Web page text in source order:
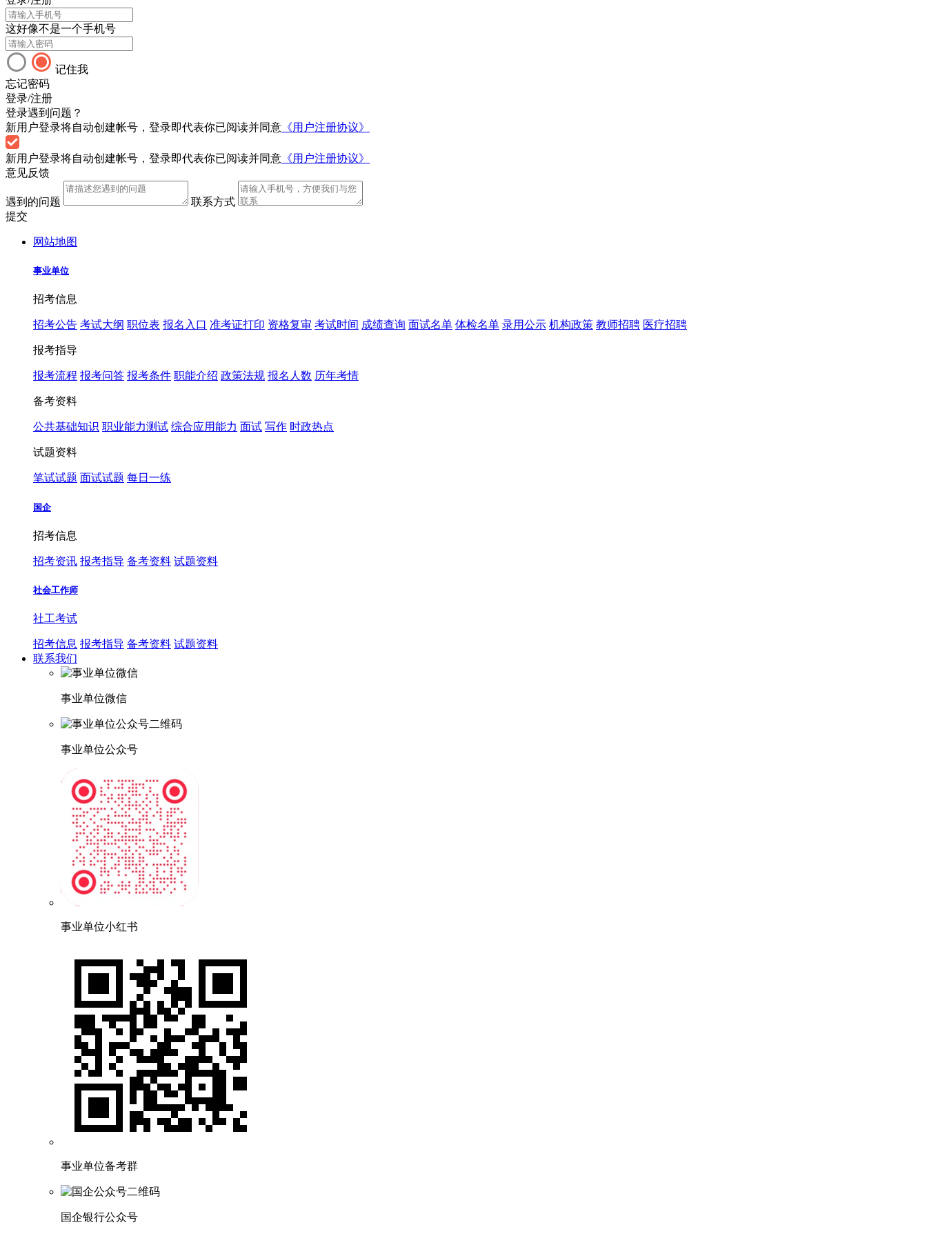
这好像不是一个手机号
记住我
忘记密码
登录/注册
登录遇到问题？
新用户登录将自动创建帐号，登录即代表你已阅读并同意 《用户注册协议》
新用户登录将自动创建帐号，登录即代表你已阅读并同意 《用户注册协议》
意见反馈
遇到的问题
联系方式
提交
网站地图
事业单位
招考信息
招考公告 考试大纲 职位表 报名入口 准考证打印 资格复审 考试时间 成绩查询 面试名单 体检名单 录用公示 机构政策 教师招聘 医疗招聘
报考指导
报考流程 报考问答 报考条件 职能介绍 政策法规 报名人数 历年考情
备考资料
公共基础知识 职业能力测试 综合应用能力 面试 写作 时政热点
试题资料
笔试试题 面试试题 每日一练
国企
招考信息
招考资讯 报考指导 备考资料 试题资料
社会工作师
社工考试
招考信息 报考指导 备考资料 试题资料
联系我们
事业单位微信
事业单位公众号
事业单位小红书
事业单位备考群
国企银行公众号